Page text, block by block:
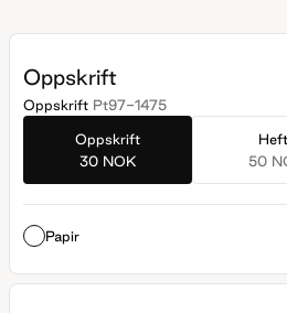
Oppskrift
Oppskrift Pt97-1475
Oppskrift
30 NOK
50
Papir